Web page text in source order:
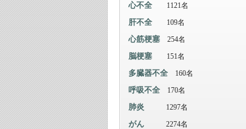
心不全 1121名
肝不全 109名
心筋梗塞 254名
脳梗塞 151名
多臓器不全 160名
呼吸不全 170名
肺炎 1297名
がん 2274名